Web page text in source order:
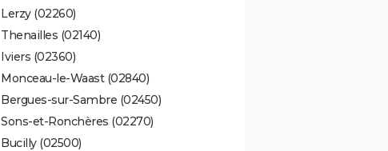
Lerzy (02260)
Thenailles (02140)
Iviers (02360)
Monceau-le-Waast (02840)
Bergues-sur-Sambre (02450)
Sons-et-Ronchères (02270)
Bucilly (02500)